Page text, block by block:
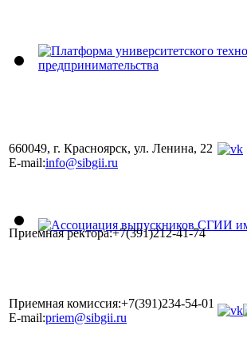
660049, г. Красноярск, ул. Ленина, 22
E-mail:info@sibgii.ru
Приемная ректора:+7(391)212-41-74
Приемная комиссия:+7(391)234-54-01
E-mail:priem@sibgii.ru